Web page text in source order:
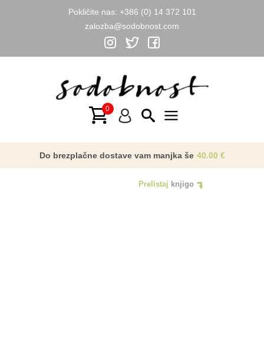
Pokličite nas: +386 (0) 14 372 101
zalozba@sodobnost.com
Menu
Do brezplačne dostave vam manjka še 40.00 €
Prelistaj knjigo